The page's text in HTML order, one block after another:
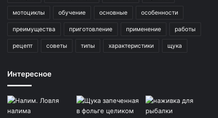
мотоциклы обучение основные особенности
преимущества приготовление применение работы
рецепт советы типы характеристики щука
Интересное